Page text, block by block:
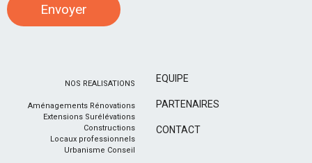
Envoyer
NOS REALISATIONS
Aménagements Rénovations
Extensions Surélévations
Constructions
Locaux professionnels
Urbanisme Conseil
EQUIPE
PARTENAIRES
CONTACT